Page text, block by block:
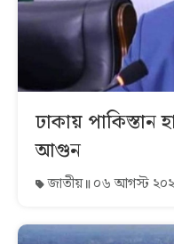
ঢাকায় পাকিস্তান
আগুন
জাতীয় ০৬ আগস্ট